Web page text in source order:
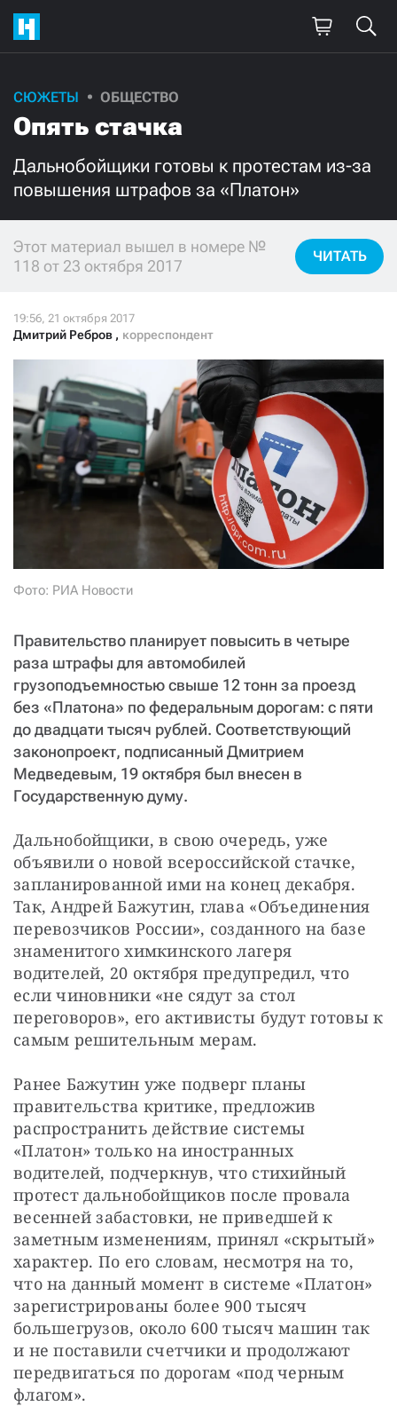
СЮЖЕТЫ ОБЩЕСТВО
Опять стачка
Дальнобойщики готовы к протестам из-за
повышения штрафов за «Платон»
Этот материал вышел в номере №
118 от 23 октября 2017
ЧИТАТЬ
Дмитрий Ребров , корреспондент
Фото: РИА Новости
Правительство планирует повысить в четыре
раза штрафы для автомобилей
грузоподъемностью свыше 12 тонн за проезд
без «Платона» по федеральным дорогам: с пяти
до двадцати тысяч рублей. Соответствующий
законопроект, подписанный Дмитрием
Медведевым, 19 октября был внесен в
Государственную думу.
Дальнобойщики, в свою очередь, уже
объявили о новой всероссийской стачке,
запланированной ими на конец декабря.
Так, Андрей Бажутин, глава «Объединения
перевозчиков России», созданного на базе
знаменитого химкинского лагеря
водителей, 20 октября предупредил, что
если чиновники «не сядут за стол
переговоров», его активисты будут готовы к
самым решительным мерам.
Ранее Бажутин уже подверг планы
правительства критике, предложив
распространить действие системы
«Платон» только на иностранных
водителей, подчеркнув, что стихийный
протест дальнобойщиков после провала
весенней забастовки, не приведшей к
заметным изменениям, принял «скрытый»
характер. По его словам, несмотря на то,
что на данный момент в системе «Платон»
зарегистрированы более 900 тысяч
большегрузов, около 600 тысяч машин так
и не поставили счетчики и продолжают
передвигаться по дорогам «под черным
флагом».
Поддержите
нашу работу!
Ежемесячно Разово
3000 1000
500
Нажимая кнопку «Стать соучастником»,
я принимаю условия и подтверждаю свое гражданство РФ
СТАТЬ СОУЧАСТНИКОМ
ПОДЕЛИТЬСЯ С ДРУЗЬЯМИ
Если у вас есть вопросы, пишите donate@novayagazeta.ru
или
звоните:
+7 (929) 612-03-68